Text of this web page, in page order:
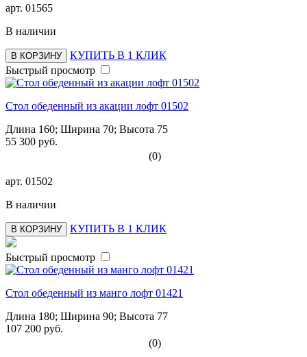
арт. 01565
В наличии
В КОРЗИНУ
КУПИТЬ В 1 КЛИК
Быстрый просмотр
Стол обеденный из акации лофт 01502
Длина 160; Ширина 70; Высота 75
55 300 руб.
(0)
арт. 01502
В наличии
В КОРЗИНУ КУПИТЬ В 1 КЛИК
Быстрый просмотр
Стол обеденный из манго лофт 01421
Длина 180; Ширина 90; Высота 77
107 200 руб.
(0)